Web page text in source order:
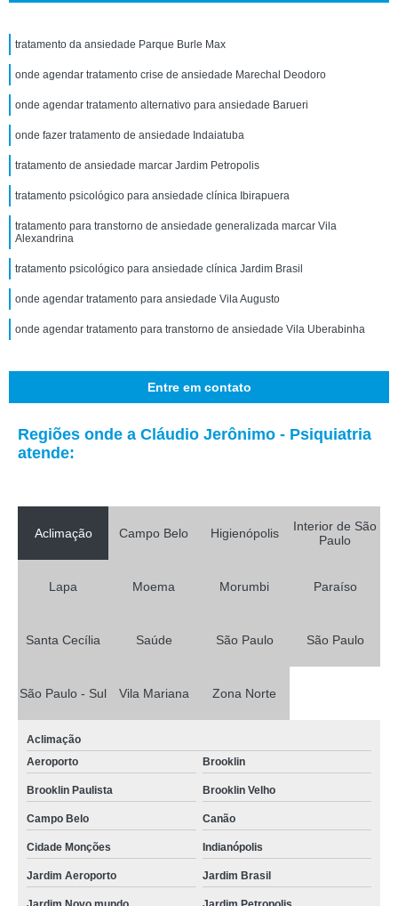
tratamento da ansiedade Parque Burle Max
onde agendar tratamento crise de ansiedade Marechal Deodoro
onde agendar tratamento alternativo para ansiedade Barueri
onde fazer tratamento de ansiedade Indaiatuba
tratamento de ansiedade marcar Jardim Petropolis
tratamento psicológico para ansiedade clínica Ibirapuera
tratamento para transtorno de ansiedade generalizada marcar Vila
Alexandrina
tratamento psicológico para ansiedade clínica Jardim Brasil
onde agendar tratamento para ansiedade Vila Augusto
onde agendar tratamento para transtorno de ansiedade Vila Uberabinha
Entre em contato
Regiões onde a Cláudio Jerônimo - Psiquiatria
atende:
Aclimação Campo Belo Higienópolis
Interior de São
Paulo
Lapa Moema Morumbi Paraíso
Santa Cecília Saúde São Paulo São Paulo
São Paulo - Sul Vila Mariana Zona Norte
Aclimação
Aeroporto
Brooklin
Brooklin Paulista Brooklin Velho
Campo Belo Canão
Cidade Monções Indianópolis
Jardim Aeroporto Jardim Brasil